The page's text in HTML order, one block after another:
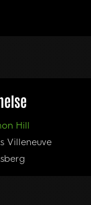
Hill
Villeneuve